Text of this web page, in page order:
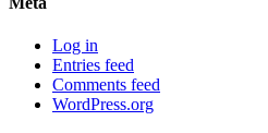
Log in
Entries feed
Comments feed
WordPress.org